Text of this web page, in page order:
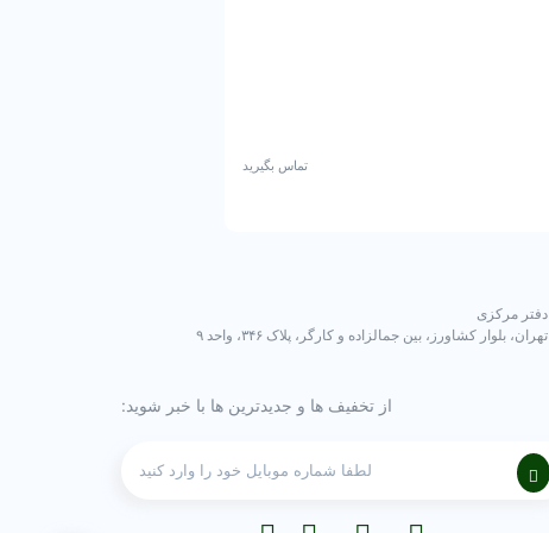
تماس بگیرید
دفتر مرکزی
تهران، بلوار کشاورز، بین جمالزاده و کارگر، پلاک ۳۴۶، واحد ۹
از تخفیف ها و جدیدترین ها با خبر شوید: